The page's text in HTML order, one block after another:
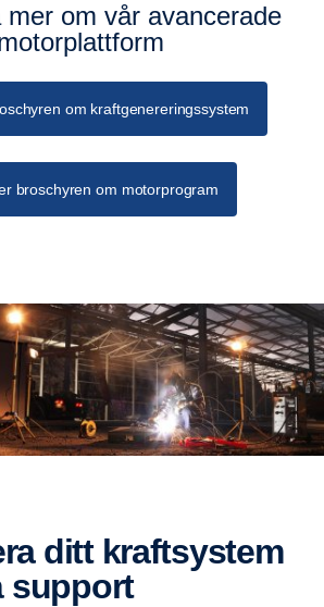
om kraftgenereringssystem
broschyren om motorprogram
support